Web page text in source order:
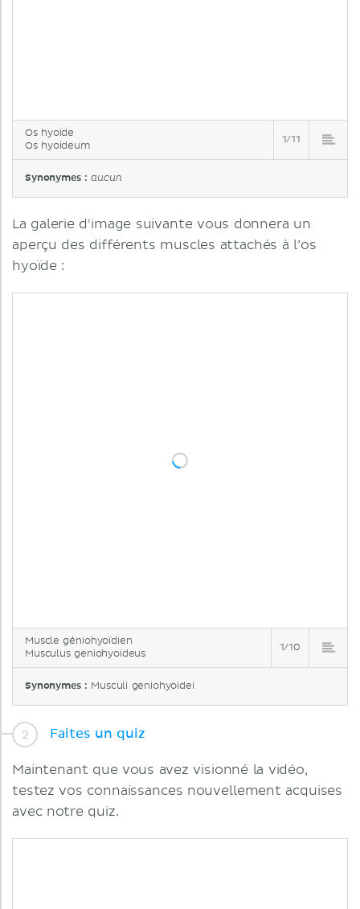
Os hyoïde
Os hyoideum
1/11
Synonymes :aucun
La galerie d'image suivante vous donnera un
aperçu des différents muscles attachés à l’os
hyoïde :
Muscle géniohyoïdien
Musculus geniohyoideus
1/10
Synonymes : Musculi geniohyoidei
Faites un quiz
Maintenant que vous avez visionné la vidéo,
testez vos connaissances nouvellement acquises
avec notre quiz.